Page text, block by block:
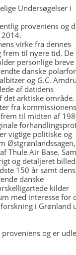
Undersøgelser i
proveniens og
2014.
virke fra dennes
frem til nyere tid.
personlige breve
danske
og G.C.
af datidens
det arktiske område.
fra
til midten af
vigtige politiske og
Thule Air Base.
og detaljeret
150 år samt dens
danske
kilder
med interesse for
i Grønland
og er